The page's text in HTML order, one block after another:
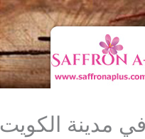
مدينة الكويت